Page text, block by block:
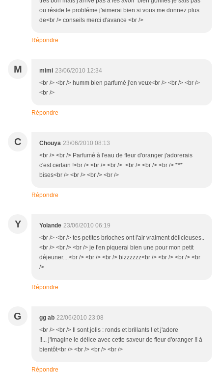
ou réside le probléme j'aimerai bien si vous me donnez plus
de<br /> conseils merci d'avance <br />
Répondre
M mimi 23/06/2010 12:34
<br /> <br /> humm bien parfumé j'en veux<br /> <br /> <br />
<br />
Répondre
C Chouya 23/06/2010 08:13
<br /> <br /> Parfumé à l'eau de fleur d'oranger j'adorerais
c'est certain !<br /> <br /> <br /> <br /> <br /> <br /> ***
bises<br /> <br /> <br /> <br />
Répondre
Y Yolande 23/06/2010 06:19
<br /> <br /> tes petites brioches ont l'air vraiment délicieuses..
<br /> <br /> <br /> je t'en piquerai bien une pour mon petit
déjeuner....<br /> <br /> <br /> bizzzzzz<br /> <br /> <br /> <br
/>
Répondre
G gg ab 22/06/2010 23:08
<br /> <br /> Il sont jolis : ronds et brillants ! et j'adore
!!... j'imagine le délice avec cette saveur de fleur d'oranger !! à
bientôt<br /> <br /> <br /> <br />
Répondre